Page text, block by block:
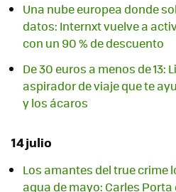
Una nube europea donde
datos: Internxt vuelve a
con un 90 % de descuento
De 30 euros a menos de 13:
aspirador de viaje que te
y los ácaros
14 julio
Los amantes del true crime
agua de mayo: Carles